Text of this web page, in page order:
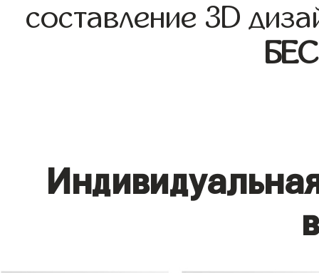
составление 3D